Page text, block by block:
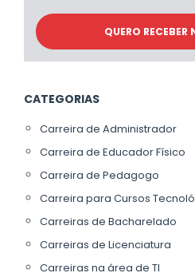
CATEGORIAS
Carreira de Administrador
Carreira de Educador Físico
Carreira de Pedagogo
Carreira para Cursos
Carreiras de Bacharelado
Carreiras de Licenciatura
Carreiras na área de TI